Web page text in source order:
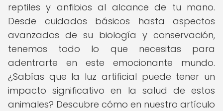
reptiles y anfibios al alcance de tu mano.
Desde cuidados básicos hasta aspectos
avanzados de su biología y conservación,
tenemos todo lo que necesitas para
adentrarte en este emocionante mundo.
¿Sabías que la luz artificial puede tener un
impacto significativo en la salud de estos
animales? Descubre cómo en nuestro artículo